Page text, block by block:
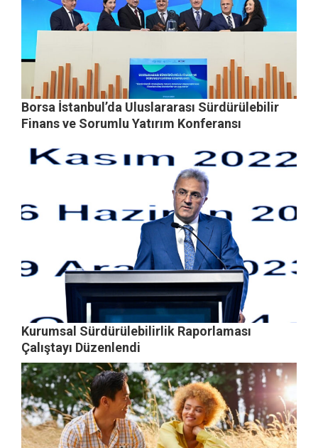
Borsa İstanbul’da Uluslararası Sürdürülebilir
Finans ve Sorumlu Yatırım Konferansı
Kurumsal Sürdürülebilirlik Raporlaması
Çalıştayı Düzenlendi